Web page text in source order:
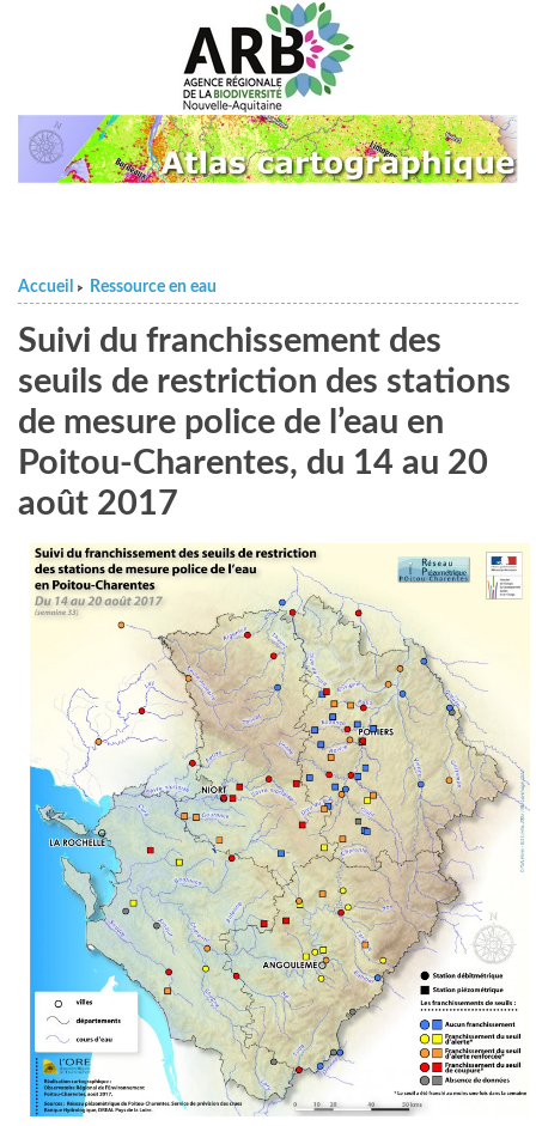
Accueil > Ressource en eau
Suivi du franchissement des
seuils de restriction des stations
de mesure police de l’eau en
Poitou-Charentes, du 14 au 20
août 2017